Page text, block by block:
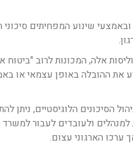
שינוע המפחיתים סיכוני
אלה, המכונות לרוב "ביטוח
את ההובלה באופן עצמאי או
הסיכונים הלוגיסטיים, ניתן
למנהלים ולעובדים לעבור
ערכו הארגוני עצום.